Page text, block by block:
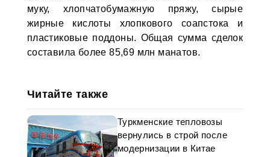
муку, хлопчатобумажную пряжу, сырые
жирные кислоты хлопкового соапстока и
пластиковые поддоны. Общая сумма сделок
составила более 85,69 млн манатов.
Читайте также
Туркменские тепловозы
вернулись в строй после
модернизации в Китае